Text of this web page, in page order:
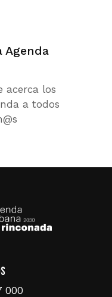
Agenda
acerca los
a todos
000